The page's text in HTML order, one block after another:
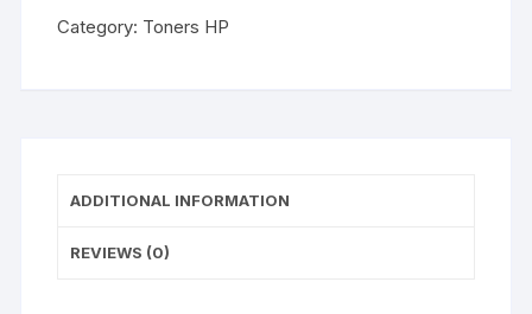
Magenta
Category: Toners HP
ADDITIONAL INFORMATION
REVIEWS (0)